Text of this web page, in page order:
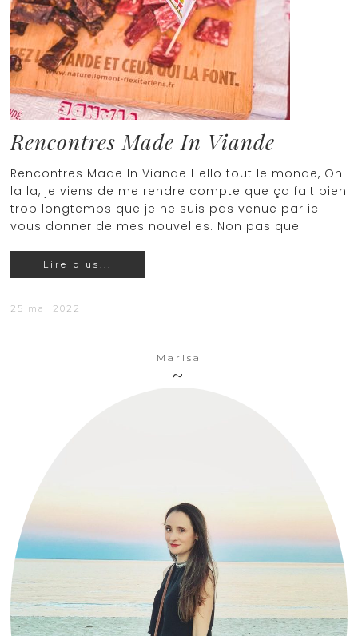
Rencontres Made In Viande
Rencontres Made In Viande Hello tout le monde, Oh
la la, je viens de me rendre compte que ça fait bien
trop longtemps que je ne suis pas venue par ici
vous donner de mes nouvelles. Non pas que
Lire plus...
25 mai 2022
Marisa